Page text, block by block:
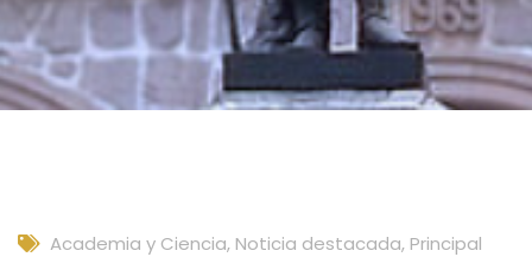
Academia y Ciencia, Noticia destacada, Principal